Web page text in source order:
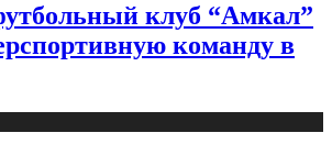
клуб “Амкал”
команду в